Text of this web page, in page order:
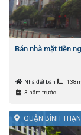
Bán nhà mặt tiền
Nhà đất bán 138m
3 năm trước
QUẬN BÌNH